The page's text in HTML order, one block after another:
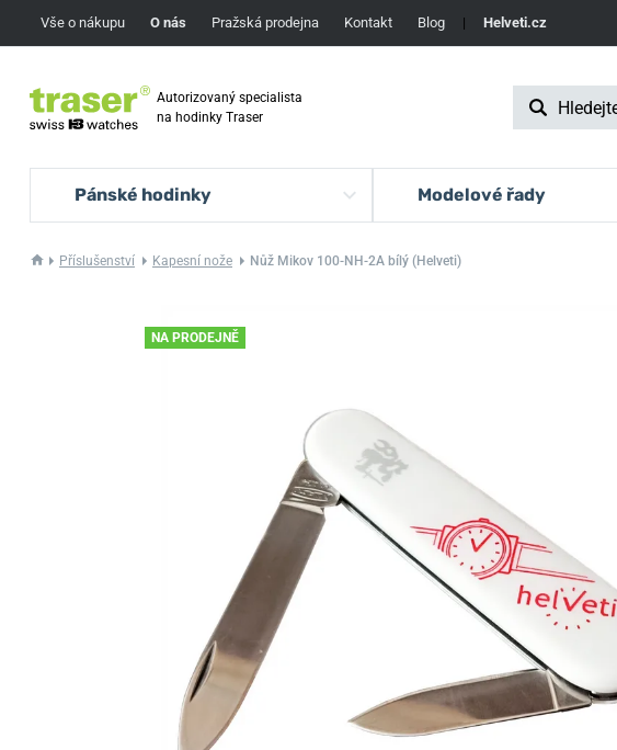
Vše o nákupu O nás Pražská prodejna Kontakt Blog | Helveti.cz
Autorizovaný specialista
na hodinky Traser
Pánské hodinky Modelové řady
Příslušenství Kapesní nože Nůž Mikov 100-NH-2A bílý (Helveti)
NA PRODEJNĚ